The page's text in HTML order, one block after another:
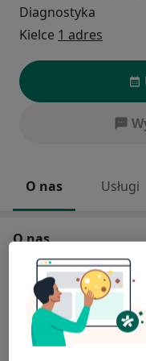
Diagnostyka
Kielce 1 adres
O nas Usługi
O nas
Centrum
placówką Affidea w
działalność w lutym
centrum
usług, w tym